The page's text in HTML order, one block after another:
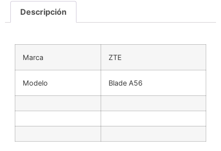
Descripción
Marca ZTE
Modelo Blade A56